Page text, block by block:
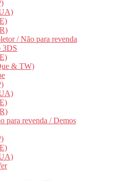
/ Não para revenda
3DS
& TW)
para revenda / Demos